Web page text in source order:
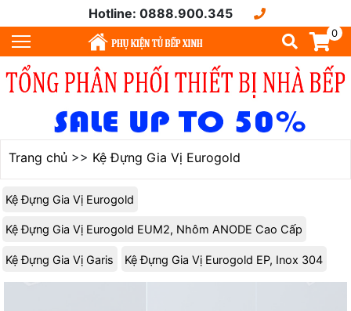
Hotline: 0888.900.345
0
Trang chủ >> Kệ Đựng Gia Vị Eurogold
Kệ Đựng Gia Vị Eurogold
Kệ Đựng Gia Vị Eurogold EUM2, Nhôm ANODE Cao Cấp
Kệ Đựng Gia Vị Garis Kệ Đựng Gia Vị Eurogold EP, Inox 304